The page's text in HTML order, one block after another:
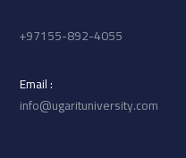
97155-892-4055+
: Email
info@ugarituniversity.com